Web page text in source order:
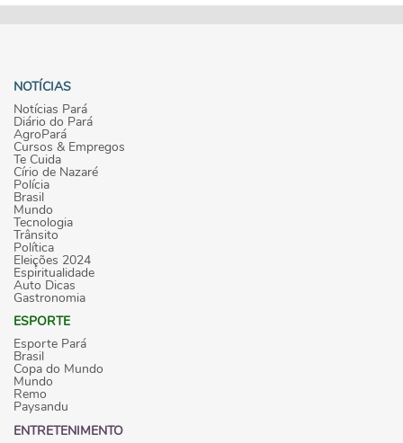
NOTÍCIAS
Notícias Pará
Diário do Pará
AgroPará
Cursos & Empregos
Te Cuida
Círio de Nazaré
Polícia
Brasil
Mundo
Tecnologia
Trânsito
Política
Eleições 2024
Espiritualidade
Auto Dicas
Gastronomia
ESPORTE
Esporte Pará
Brasil
Copa do Mundo
Mundo
Remo
Paysandu
ENTRETENIMENTO